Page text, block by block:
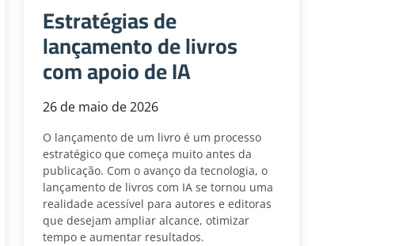
Estratégias de
lançamento de livros
com apoio de IA
26 de maio de 2026
O lançamento de um livro é um processo
estratégico que começa muito antes da
publicação. Com o avanço da tecnologia, o
lançamento de livros com IA se tornou uma
realidade acessível para autores e editoras
que desejam ampliar alcance, otimizar
tempo e aumentar resultados.